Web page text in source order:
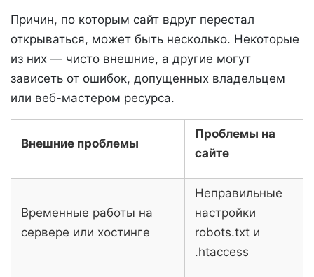
Причин, по которым сайт вдруг перестал
открываться, может быть несколько. Некоторые
из них — чисто внешние, а другие могут
зависеть от ошибок, допущенных владельцем
или веб-мастером ресурса.
Внешние проблемы
Проблемы на
сайте
Временные работы на
сервере или хостинге
Неправильные
настройки
robots.txt и
.htaccess